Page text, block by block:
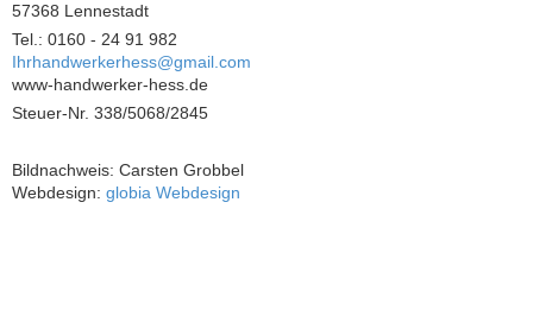
57368 Lennestadt
Tel.: 0160 - 24 91 982
Ihrhandwerkerhess@gmail.com
www-handwerker-hess.de
Steuer-Nr. 338/5068/2845
Bildnachweis: Carsten Grobbel
Webdesign: globia Webdesign